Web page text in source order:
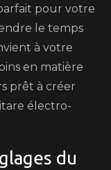
pour votre
le temps
à votre
en matière
prêt à créer
électro-
du